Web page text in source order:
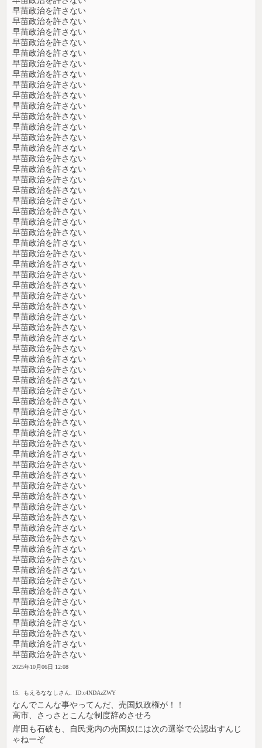
早苗政治を許さない
早苗政治を許さない
早苗政治を許さない
早苗政治を許さない
早苗政治を許さない
早苗政治を許さない
早苗政治を許さない
早苗政治を許さない
早苗政治を許さない
早苗政治を許さない
早苗政治を許さない
早苗政治を許さない
早苗政治を許さない
早苗政治を許さない
早苗政治を許さない
早苗政治を許さない
早苗政治を許さない
早苗政治を許さない
早苗政治を許さない
早苗政治を許さない
早苗政治を許さない
早苗政治を許さない
早苗政治を許さない
早苗政治を許さない
早苗政治を許さない
早苗政治を許さない
早苗政治を許さない
早苗政治を許さない
早苗政治を許さない
早苗政治を許さない
早苗政治を許さない
早苗政治を許さない
早苗政治を許さない
早苗政治を許さない
早苗政治を許さない
早苗政治を許さない
早苗政治を許さない
早苗政治を許さない
早苗政治を許さない
早苗政治を許さない
早苗政治を許さない
早苗政治を許さない
早苗政治を許さない
早苗政治を許さない
早苗政治を許さない
早苗政治を許さない
早苗政治を許さない
早苗政治を許さない
早苗政治を許さない
早苗政治を許さない
早苗政治を許さない
早苗政治を許さない
早苗政治を許さない
早苗政治を許さない
早苗政治を許さない
早苗政治を許さない
早苗政治を許さない
早苗政治を許さない
早苗政治を許さない
早苗政治を許さない
早苗政治を許さない
早苗政治を許さない
2025年10月06日 12:08
15. もえるななしさん. ID:c4NDAzZWY
なんでこんな事やってんだ、売国奴政権が！！
高市、さっさとこんな制度辞めさせろ
岸田も石破も、自民党内の売国奴には次の選挙で公認出すんじ
ゃねーぞ